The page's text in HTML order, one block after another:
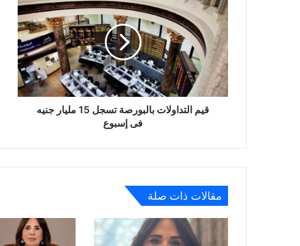
التداولات
بالبورصة
تسجل
15
مليار
جنيه
فى
إسبوع
قيم التداولات بالبورصة تسجل 15 مليار جنيه
فى إسبوع
مقالات ذات صلة